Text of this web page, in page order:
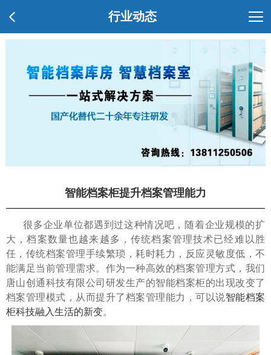
行业动态
智能档案柜提升档案管理能力
很多企业单位都遇到过这种情况吧，随着企业规模的扩
大，档案数量也越来越多，传统档案管理技术已经难以胜
任，传统档案管理手续繁琐，耗时耗力，反应灵敏度低，不
能满足当前管理需求。作为一种高效的档案管理方式，我们
唐山创通科技有限公司研发生产的智能档案柜的出现改变了
档案管理模式，从而提升了档案管理能力，可以说智能档案
柜科技融入生活的新变。